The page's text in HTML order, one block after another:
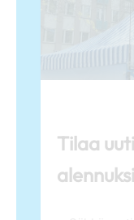
Tilaa